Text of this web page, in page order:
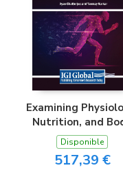
Examining
Nutrition, and
Composition in
Science
Disponible
517,39 €